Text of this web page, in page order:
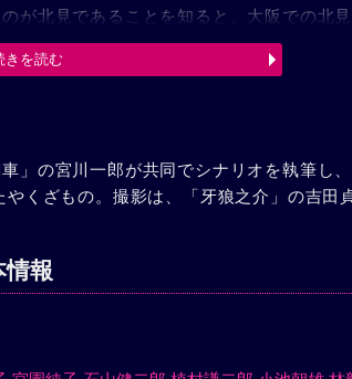
が北見であることを知ると、大阪での北
って寺光組と城西会を手入れするために、
伊吹たちのために大混乱になり、その中で
きを読む
」の宮川一郎が共同でシナリオを執筆し
くざもの。撮影は、「牙狼之介」の吉田
報